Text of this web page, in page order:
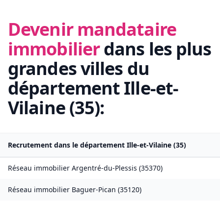
Devenir mandataire
immobilierdans les plus
grandes villes du
départementIlle-et-
Vilaine(35):
Recrutement dans le département Ille-et-Vilaine (35)
Réseau immobilier Argentré-du-Plessis (35370)
Réseau immobilier Baguer-Pican (35120)